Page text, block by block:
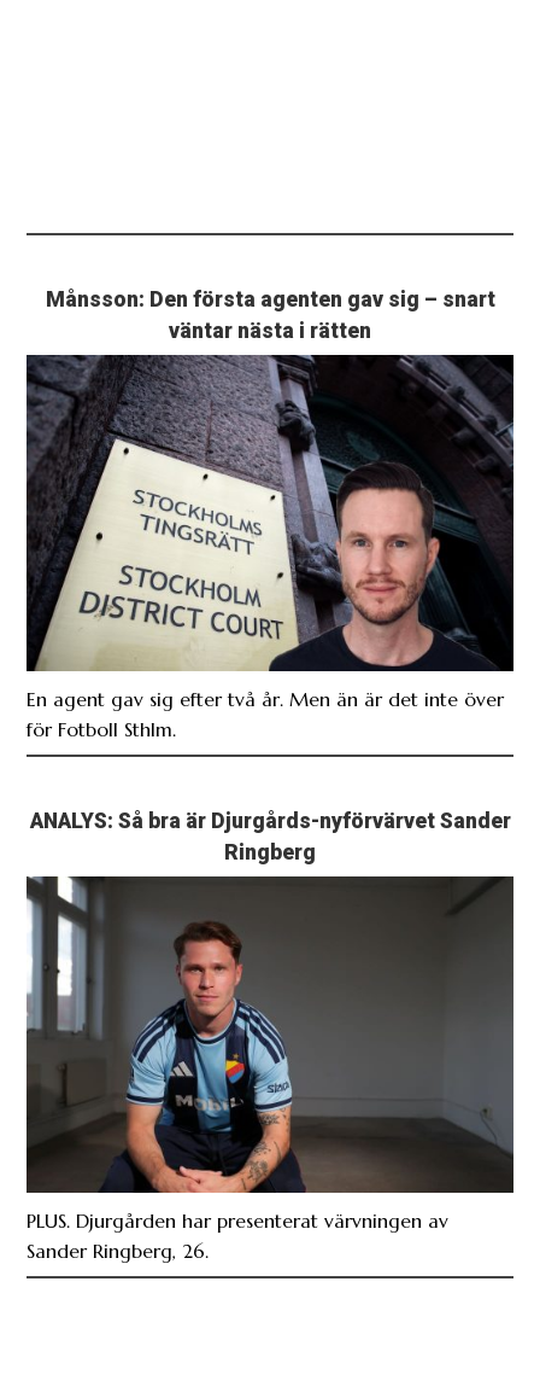
Månsson: Den första agenten gav sig – snart
väntar nästa i rätten
En agent gav sig efter två år. Men än är det inte över
för Fotboll Sthlm.
ANALYS: Så bra är Djurgårds-nyförvärvet Sander
Ringberg
PLUS. Djurgården har presenterat värvningen av
Sander Ringberg, 26.